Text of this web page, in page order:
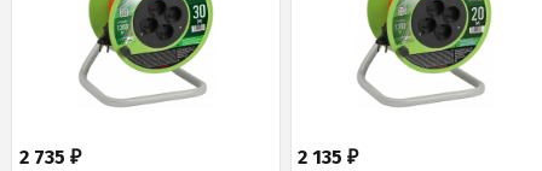
2 735 ₽ 2 135₽